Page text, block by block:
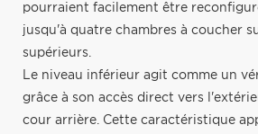
pourraient facilement être
jusqu'à quatre chambres à coucher
supérieurs.
Le niveau inférieur agit comme un
grâce à son accès direct vers
cour arrière. Cette caractéristique